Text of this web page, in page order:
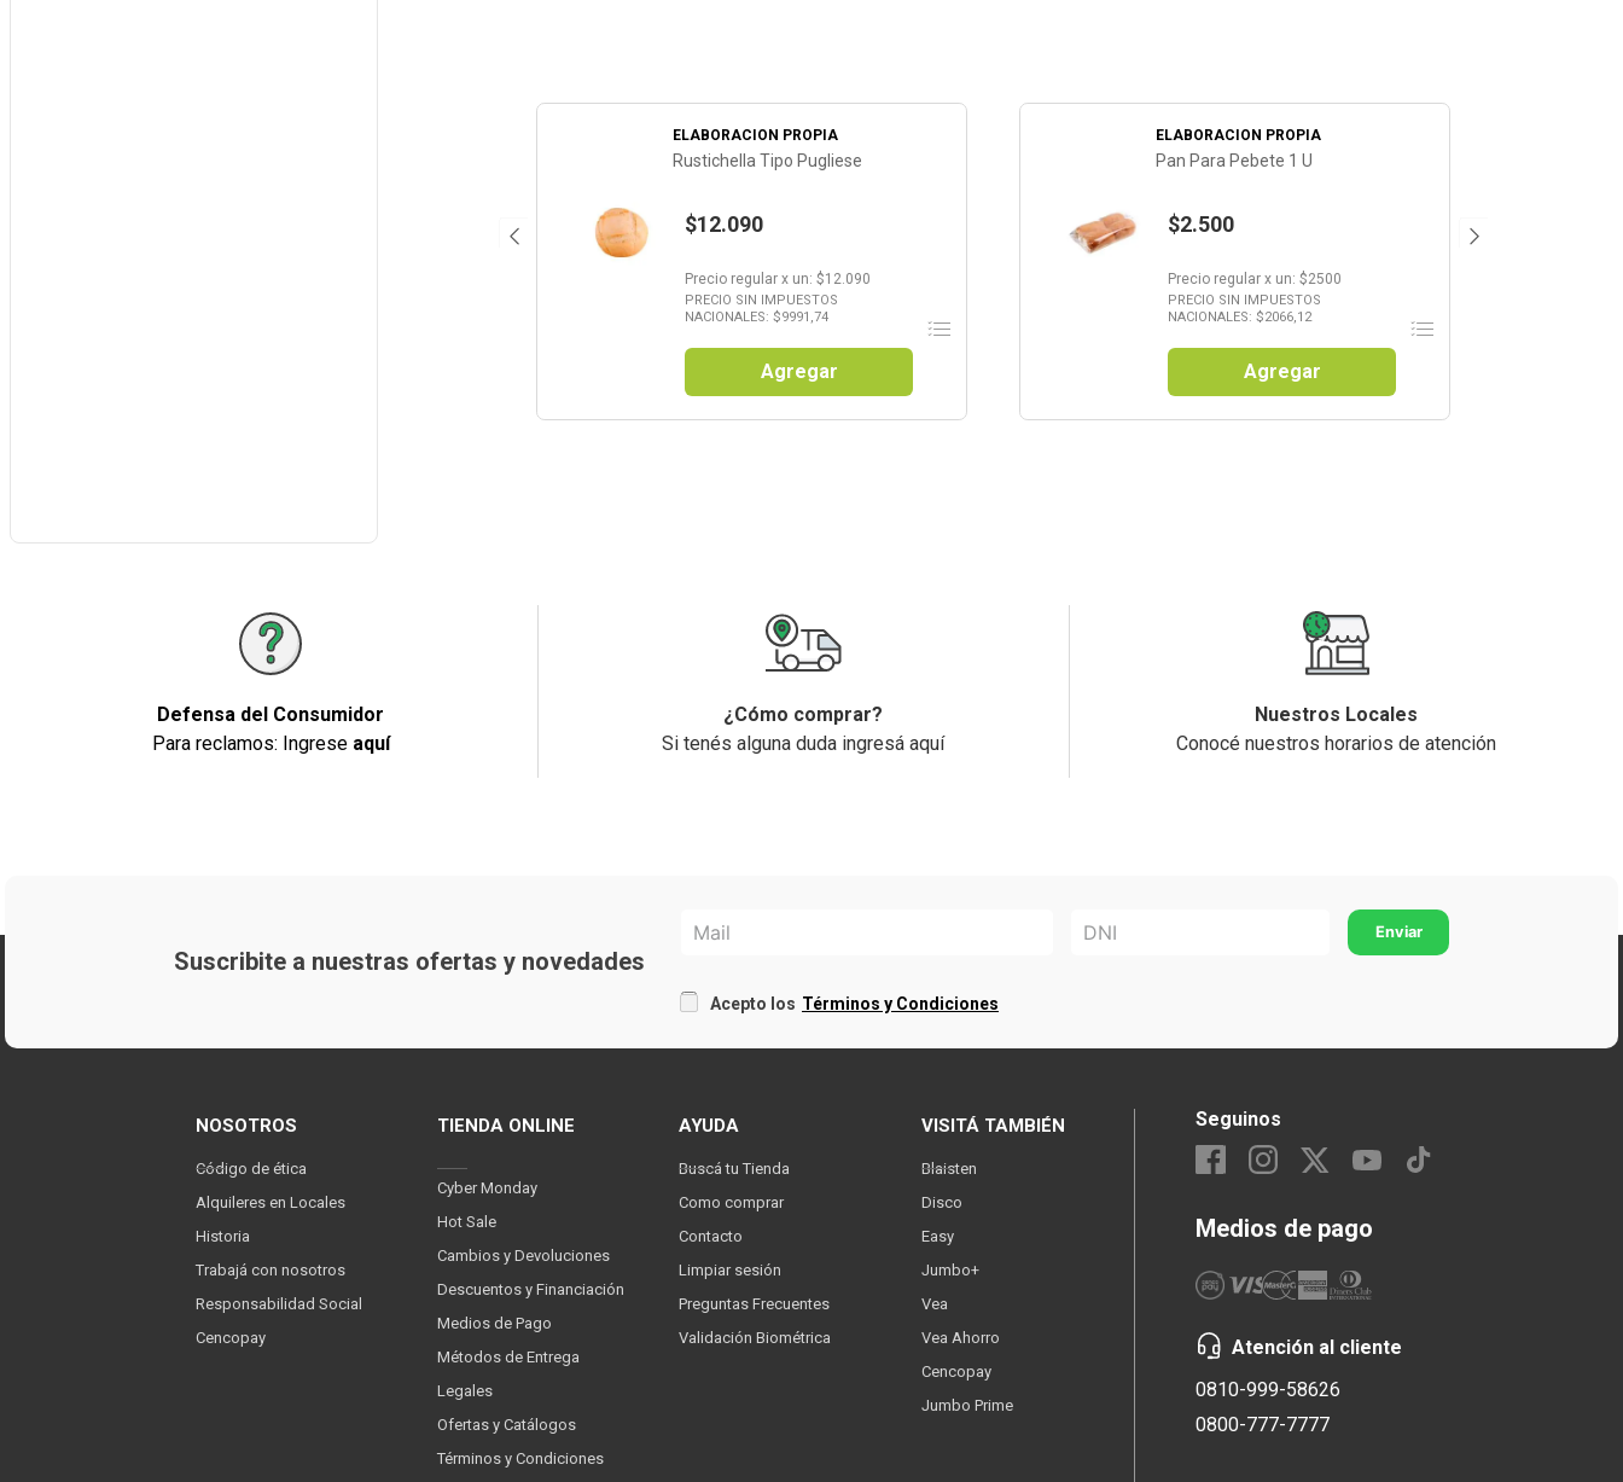
ELABORACION PROPIA
Rustichella Tipo Pugliese
$12.090
Precio regular x un: $12.090
PRECIO SIN IMPUESTOS
NACIONALES: $9991,74
Agregar
ELABORACION PROPIA
Pan Para Pebete 1 U
$2.500
Precio regular x un: $2500
PRECIO SIN IMPUESTOS
NACIONALES: $2066,12
Agregar
Defensa del Consumidor
Para reclamos: Ingrese aquí
¿Cómo comprar?
Si tenés alguna duda ingresá aquí
Nuestros Locales
Conocé nuestros horarios de atención
Suscribite a nuestras ofertas y novedades
Acepto los Términos y Condiciones
NOSOTROS
Código de ética
Alquileres en Locales
Historia
Trabajá con nosotros
Responsabilidad Social
Cencopay
TIENDA ONLINE
Cyber Monday
Hot Sale
Cambios y Devoluciones
Descuentos y Financiación
Medios de Pago
Métodos de Entrega
Legales
Ofertas y Catálogos
Términos y Condiciones
AYUDA
Buscá tu Tienda
Como comprar
Contacto
Limpiar sesión
Preguntas Frecuentes
Validación Biométrica
VISITÁ TAMBIÉN
Blaisten
Disco
Easy
Jumbo+
Vea
Vea Ahorro
Cencopay
Jumbo Prime
Seguinos
Medios de pago
Atención al cliente
0810-999-58626
0800-777-7777